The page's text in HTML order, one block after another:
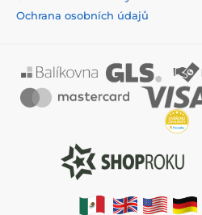
Ochrana osobních údajů